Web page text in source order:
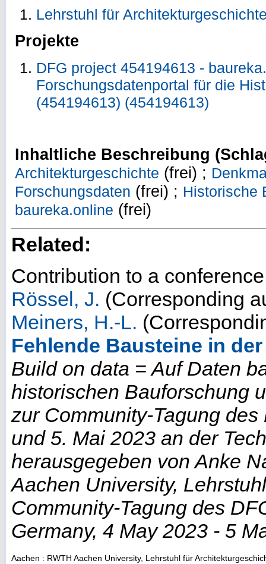
Lehrstuhl für
Projekte
DFG project 454194613 -
Forschungsdatenportal für die
(454194613) (454194613)
Inhaltliche Beschreibung
Architekturgeschichte (frei) ;
Forschungsdaten (frei) ; Historische
baureka.online (frei)
Related:
Contribution to a
Rössel, J. (Corresponding
Meiners, H.-L.
Fehlende Bausteine in
Build on data = Auf Daten
historischen Bauforschung
zur Community-Tagung
und 5. Mai 2023 an der
herausgegeben von Anke
Aachen University,
Community-Tagung des
Germany, 4 May 2023 - 5
Aachen : RWTH Aachen University, Lehrstuhl für